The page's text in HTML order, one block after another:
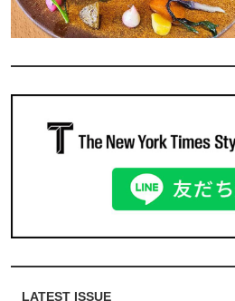
LATEST ISSUE